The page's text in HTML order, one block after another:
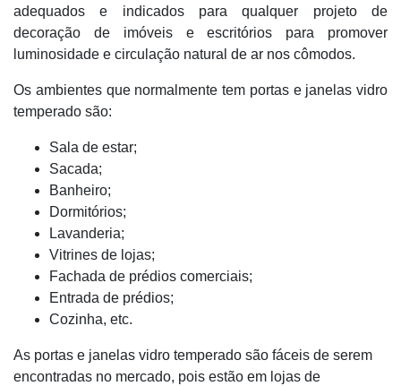
adequados e indicados para qualquer projeto de
decoração de imóveis e escritórios para promover
luminosidade e circulação natural de ar nos cômodos.
Os ambientes que normalmente tem portas e janelas vidro
temperado são:
Sala de estar;
Sacada;
Banheiro;
Dormitórios;
Lavanderia;
Vitrines de lojas;
Fachada de prédios comerciais;
Entrada de prédios;
Cozinha, etc.
As portas e janelas vidro temperado são fáceis de serem
encontradas no mercado, pois estão em lojas de